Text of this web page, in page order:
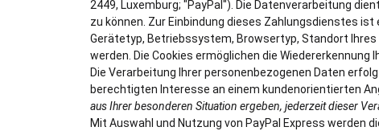
2449, Luxemburg; "PayPal"). Die Datenverarbeitung
zu können. Zur Einbindung dieses Zahlungsdienstes
Gerätetyp, Betriebssystem, Browsertyp, Standort
werden. Die Cookies ermöglichen die Wiedererkennung
Die Verarbeitung Ihrer personenbezogenen Daten
berechtigten Interesse an einem kundenorientierten
aus Ihrer besonderen Situation ergeben, jederzeit dieser
Mit Auswahl und Nutzung von PayPal Express werden